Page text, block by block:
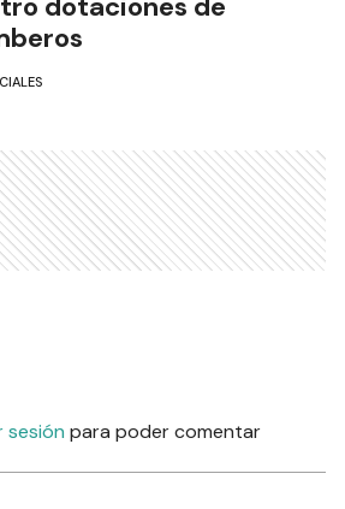
sesión para poder comentar